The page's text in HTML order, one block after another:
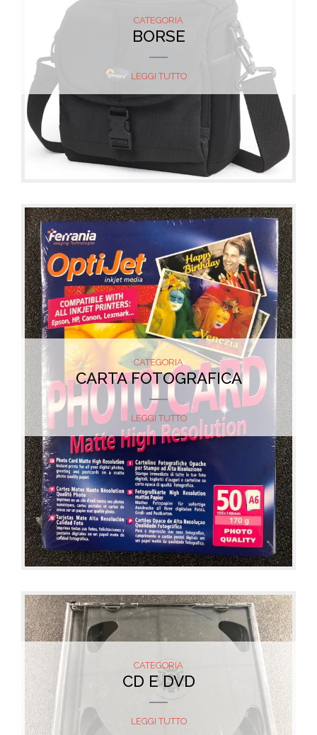
CATEGORIA
BORSE
LEGGI TUTTO
CATEGORIA
CARTA FOTOGRAFICA
LEGGI TUTTO
CATEGORIA
CD E DVD
LEGGI TUTTO